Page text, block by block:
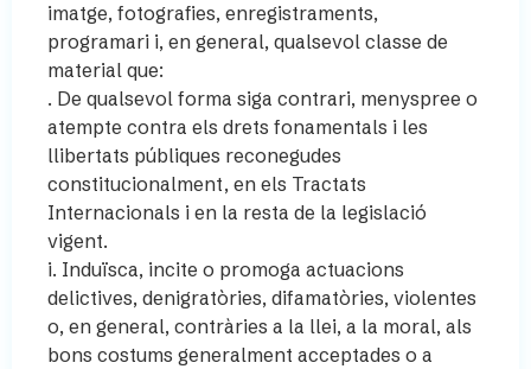
imatge, fotografies, enregistraments,
programari i, en general, qualsevol classe de
material que:
. De qualsevol forma siga contrari, menyspree o
atempte contra els drets fonamentals i les
llibertats públiques reconegudes
constitucionalment, en els Tractats
Internacionals i en la resta de la legislació
vigent.
i. Induïsca, incite o promoga actuacions
delictives, denigratòries, difamatòries, violentes
o, en general, contràries a la llei, a la moral, als
bons costums generalment acceptades o a